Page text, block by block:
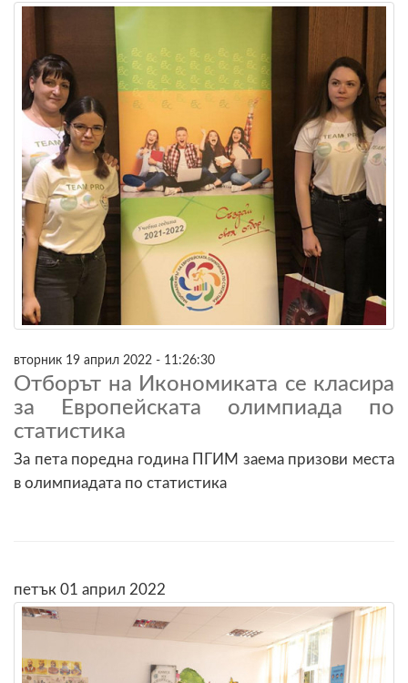
вторник 19 април 2022 - 11:26:30
Отборът на Икономиката се класира
за Европейската олимпиада по
статистика
За пета поредна година ПГИМ заема призови места
в олимпиадата по статистика
петък 01 април 2022